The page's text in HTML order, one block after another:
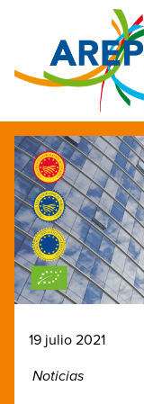
19 julio 2021
Noticias